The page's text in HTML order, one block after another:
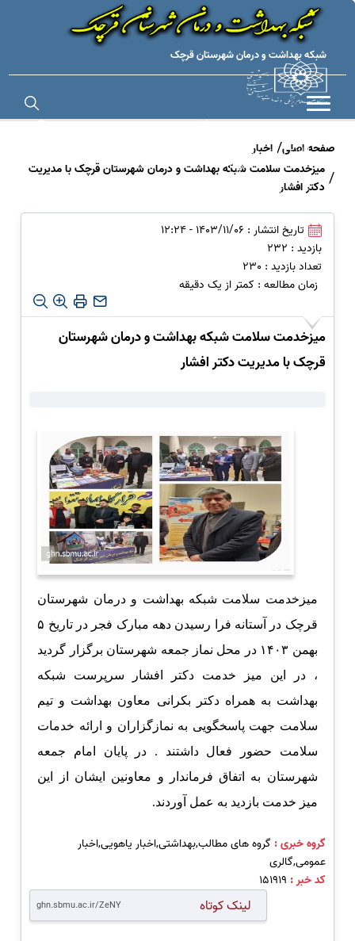
شبکه بهداشت و درمان شهرستان قرچک
اطلاع رسانی عمومی ویژه مراسم های مذهبی (اربعین)
ثبت شکایات ، پیشنهادات و انتقادات
صفحه اصلی اخبار
میزخدمت سلامت شبکه بهداشت و درمان شهرستان قرچک با مدیریت
دکتر افشار
تاریخ انتشار : 1403/11/06 - 12:24
بازدید : 232
تعداد بازدید : 230
زمان مطالعه : کمتر از یک دقیقه
میزخدمت سلامت شبکه بهداشت و درمان شهرستان
قرچک با مدیریت دکتر افشار
میزخدمت سلامت شبکه بهداشت و درمان شهرستان
قرچک در آستانه فرا رسیدن دهه مبارک فجر در تاریخ ۵
بهمن ‌۱۴۰۳ در محل نماز جمعه شهرستان برگزار گردید
، در این میز خدمت دکتر افشار سرپرست شبکه
بهداشت به همراه دکتر بکرانی معاون بهداشت و تیم
سلامت جهت پاسخگویی به نمازگزاران و ارائه خدمات
سلامت حضور فعال داشتند . در پایان امام جمعه
شهرستان به اتفاق فرماندار و معاونین ایشان از این
میز خدمت بازدید به عمل آوردند.
گروه خبری : گروه های مطالب,بهداشتی,اخبار یاهویی,اخبار
عمومی,گالری
کد خبر : 151919
لینک کوتاه